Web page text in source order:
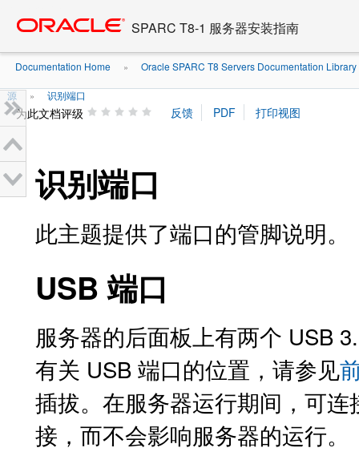
content
SPARC T8-1 服务器安装指南
Documentation Home » Oracle SPARC T8 Servers Documentation Library
源 » 识别端口
为此文档评级
识别端口
此主题提供了端口的管脚说明。
USB 端口
服务器的后面板上有两个 USB
有关 USB 端口的位置，请参见
插拔。在服务器运行期间，可
接，而不会影响服务器的运行。